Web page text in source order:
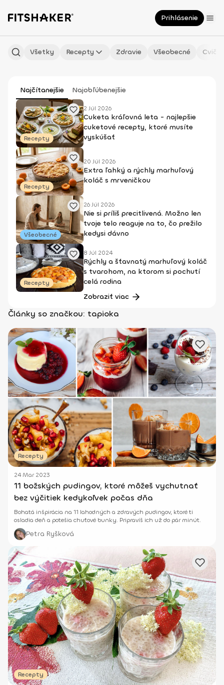
Prihlásenie
Všetky Recepty Zdravie Všeobecné
Najčítanejšie Najobľúbenejšie
Recepty
2 Júl 2026
Cuketa kráľovná leta - najlepšie
cuketové recepty, ktoré musíte
vyskúšať
Recepty
20 Júl 2026
Extra ľahký a rýchly marhuľový
koláč s mrveničkou
Všeobecné
26 Júl 2026
Nie si príliš precitlivená. Možno len
tvoje telo reaguje na to, čo prežilo
kedysi dávno
Recepty
8 Júl 2024
Rýchly a šťavnatý marhuľový koláč
s tvarohom, na ktorom si pochutí
celá rodina
Zobraziť viac
Články so značkou: tapioka
Recepty
24 Mar 2023
11 božských pudingov, ktoré môžeš vychutnať
bez výčitiek kedykoľvek počas dňa
Bohatá inšpirácia na 11 lahodných a zdravých pudingov, ktoré ti
osladia deň a potešia chuťové bunky. Pripravíš ich už do pár minút.
Petra Ryšková
Recepty